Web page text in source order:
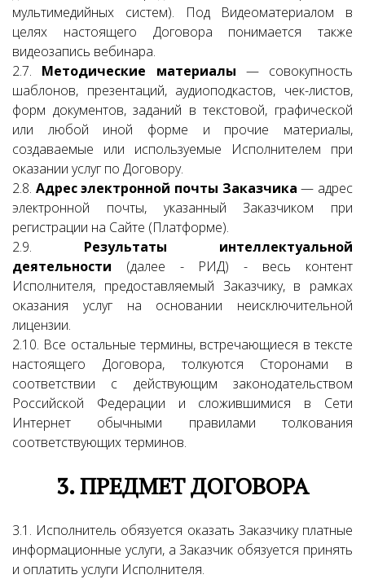
мультимедийных систем). Под Видеоматериалом в
целях настоящего Договора понимается также
видеозапись вебинара.
2.7. Методические материалы — совокупность
шаблонов, презентаций, аудиоподкастов, чек-листов,
форм документов, заданий в текстовой, графической
или любой иной форме и прочие материалы,
создаваемые или используемые Исполнителем при
оказании услуг по Договору.
2.8. Адрес электронной почты Заказчика — адрес
электронной почты, указанный Заказчиком при
регистрации на Сайте (Платформе).
2.9. Результаты интеллектуальной
деятельности (далее - РИД) - весь контент
Исполнителя, предоставляемый Заказчику, в рамках
оказания услуг на основании неисключительной
лицензии.
2.10. Все остальные термины, встречающиеся в тексте
настоящего Договора, толкуются Сторонами в
соответствии с действующим законодательством
Российской Федерации и сложившимися в Сети
Интернет обычными правилами толкования
соответствующих терминов.
3. ПРЕДМЕТ ДОГОВОРА
3.1. Исполнитель обязуется оказать Заказчику платные
информационные услуги, а Заказчик обязуется принять
и оплатить услуги Исполнителя.